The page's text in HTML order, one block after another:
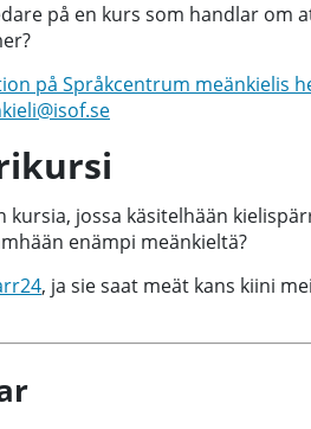
på en kurs som handlar om
på Språkcentrum meänkielis
kursia, jossa käsitelhään
enämpi meänkieltä?
, ja sie saat meät kans kiini